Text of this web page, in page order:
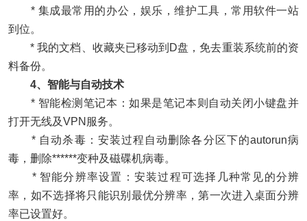
* 集成最常用的办公，娱乐，维护工具，常用软件一站
到位。
* 我的文档、收藏夹已移动到D盘，免去重装系统前的资
料备份。
4、智能与自动技术
* 智能检测笔记本：如果是笔记本则自动关闭小键盘并
打开无线及VPN服务。
* 自动杀毒：安装过程自动删除各分区下的autorun病
毒，删除******变种及磁碟机病毒。
* 智能分辨率设置：安装过程可选择几种常见的分辨
率，如不选择将只能识别最优分辨率，第一次进入桌面分辨
率已设置好。